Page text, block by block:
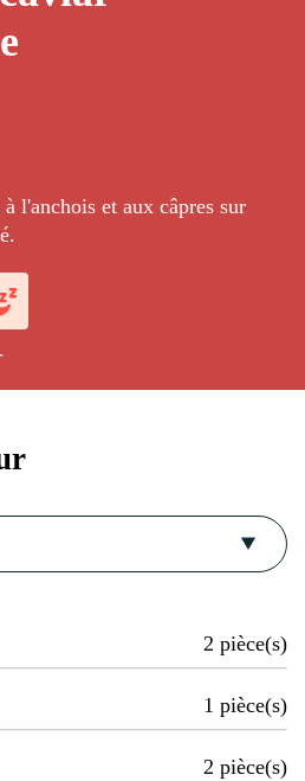
l'anchois et aux câpres sur
2 pièce(s)
1 pièce(s)
2 pièce(s)